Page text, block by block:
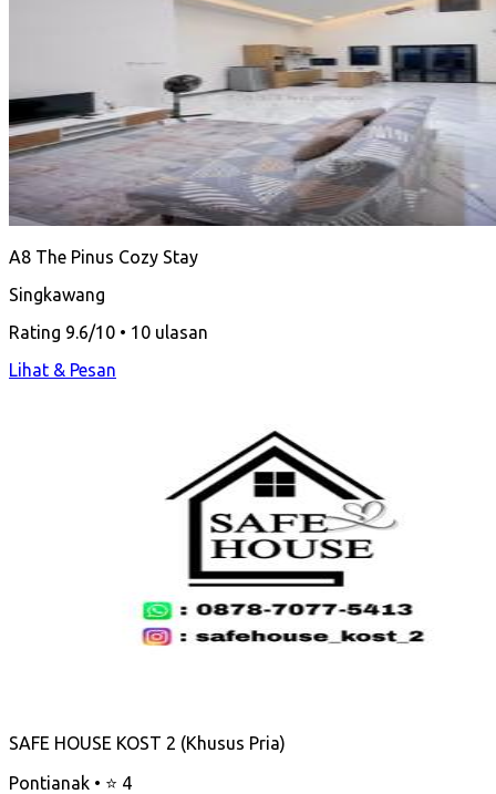
A8 The Pinus Cozy Stay
Singkawang
Rating 9.6/10 • 10 ulasan
Lihat & Pesan
SAFE HOUSE KOST 2 (Khusus Pria)
Pontianak • ⭐ 4